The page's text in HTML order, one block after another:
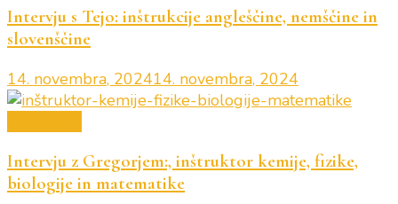
Intervju s Tejo: inštrukcije angleščine, nemščine in
slovenščine
14. novembra, 202414. novembra, 2024
Intervju z Gregorjem:, inštruktor kemije, fizike,
biologije in matematike